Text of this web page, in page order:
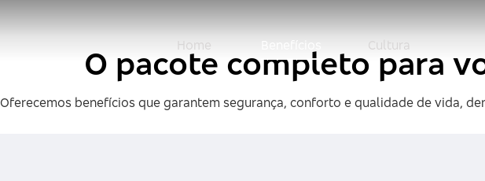
Home Cultura
O pacote completo para
Oferecemos benefícios que garantem segurança, conforto e qualidade de vida,